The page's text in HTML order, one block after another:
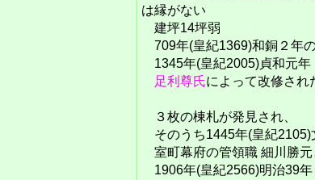
は縁がない
建坪14坪弱
709年(皇紀1369)和銅２年
1345年(皇紀2005)貞和元年
足利尊氏によって改修され
３枚の棟札が発見され、
そのうち1445年(皇紀2105)
室町幕府の管領職 細川勝元
1906年(皇紀2566)明治39